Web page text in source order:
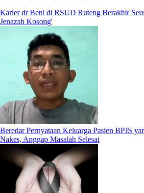
Karier dr Beni di RSUD Ruteng Berakhir
Jenazah Kosong'
Beredar Pernyataan Keluarga Pasien BPJS
Nakes, Anggap Masalah Selesai